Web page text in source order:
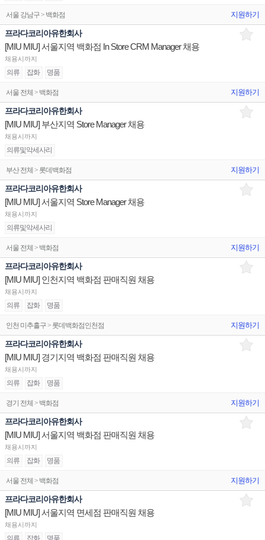
서울 강남구 > 백화점 지원하기
프라다코리아유한회사
[MIU MIU] 서울지역 백화점 In Store CRM Manager 채용
채용시까지
의류 잡화 명품
서울 전체 > 백화점 지원하기
프라다코리아유한회사
[MIU MIU] 부산지역 Store Manager 채용
채용시까지
의류및악세사리
부산 전체 > 롯데백화점 지원하기
프라다코리아유한회사
[MIU MIU] 서울지역 Store Manager 채용
채용시까지
의류및악세사리
서울 전체 > 백화점 지원하기
프라다코리아유한회사
[MIU MIU] 인천지역 백화점 판매직원 채용
채용시까지
의류 잡화 명품
인천 미추홀구 > 롯데백화점인천점 지원하기
프라다코리아유한회사
[MIU MIU] 경기지역 백화점 판매직원 채용
채용시까지
의류 잡화 명품
경기 전체 > 백화점 지원하기
프라다코리아유한회사
[MIU MIU] 서울지역 백화점 판매직원 채용
채용시까지
의류 잡화 명품
서울 전체 > 백화점 지원하기
프라다코리아유한회사
[MIU MIU] 서울지역 면세점 판매직원 채용
채용시까지